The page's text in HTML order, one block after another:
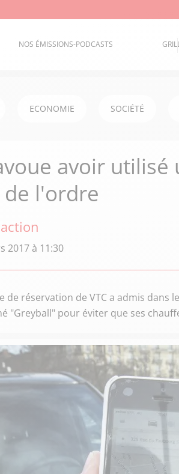
NOS ÉMISSIONS-PODCASTS
ECONOMIE SOCIÉTÉ
avoir
l'ordre
2017 à 11:30
de réservation de VTC a admis dans
"Greyball" pour éviter que ses